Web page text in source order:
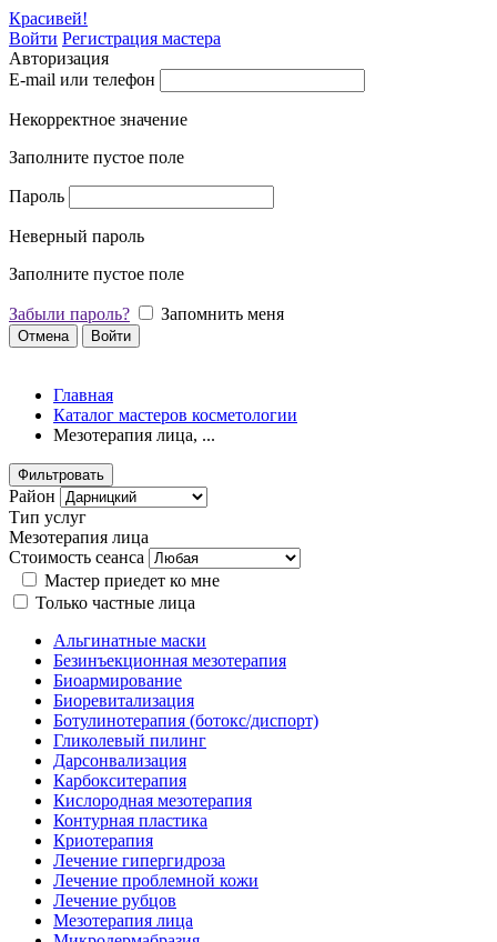
Красивей!
Войти Регистрация мастера
Авторизация
E-mail или телефон
Некорректное значение
Заполните пустое поле
Пароль
Неверный пароль
Заполните пустое поле
Забыли пароль? Запомнить меня
Отмена Войти
Главная
Каталог мастеров косметологии
Мезотерапия лица, ...
Фильтровать
Район
Тип услуг
Мезотерапия лица
Стоимость сеанса
Мастер приедет ко мне
Только частные лица
Альгинатные маски
Безинъекционная мезотерапия
Биоармирование
Биоревитализация
Ботулинотерапия (ботокс/диспорт)
Гликолевый пилинг
Дарсонвализация
Карбокситерапия
Кислородная мезотерапия
Контурная пластика
Криотерапия
Лечение гипергидроза
Лечение проблемной кожи
Лечение рубцов
Мезотерапия лица